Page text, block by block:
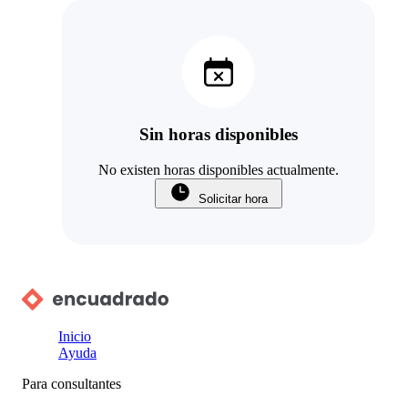
Sin horas disponibles
No existen horas disponibles actualmente.
Solicitar hora
Inicio
Ayuda
Para consultantes